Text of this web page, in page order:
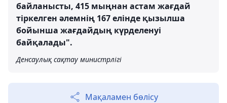
байланысты, 415 мыңнан астам жағдай
тіркелген әлемнің 167 елінде қызылша
бойынша жағдайдың күрделенуі
байқалады".
Денсаулық сақтау министрлігі
Мақаламен бөлісу